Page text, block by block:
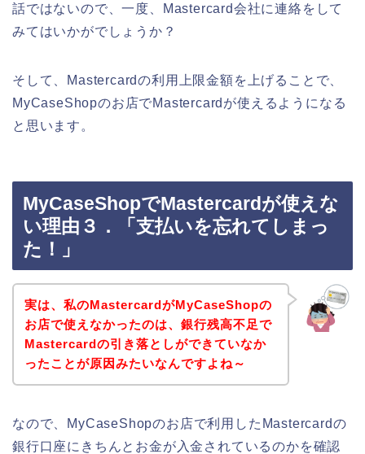
話ではないので、一度、Mastercard会社に連絡をして
みてはいかがでしょうか？
そして、Mastercardの利用上限金額を上げることで、
MyCaseShopのお店でMastercardが使えるようになる
と思います。
MyCaseShopでMastercardが使えな
い理由３．「支払いを忘れてしまっ
た！」
実は、私のMastercardがMyCaseShopの
お店で使えなかったのは、銀行残高不足で
Mastercardの引き落としができていなか
ったことが原因みたいなんですよね～
なので、MyCaseShopのお店で利用したMastercardの
銀行口座にきちんとお金が入金されているのかを確認